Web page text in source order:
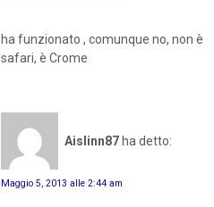
ha funzionato , comunque no, non è
safari, è Crome
Aislinn87ha detto:
Maggio 5, 2013 alle 2:44 am